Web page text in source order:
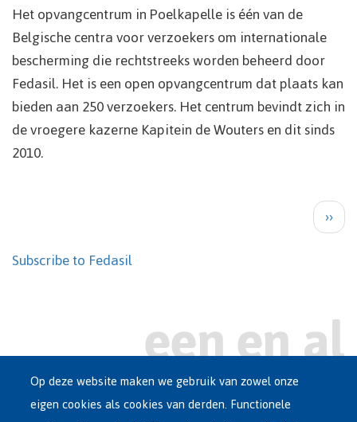
Het opvangcentrum in Poelkapelle is één van de
Belgische centra voor verzoekers om internationale
bescherming die rechtstreeks worden beheerd door
Fedasil. Het is een open opvangcentrum dat plaats kan
bieden aan 250 verzoekers. Het centrum bevindt zich in
de vroegere kazerne Kapitein de Wouters en dit sinds
2010.
Next
page
››
Subscribe to Fedasil
Op deze website maken we gebruik van zowel onze
eigen cookies als cookies van derden. Functionele